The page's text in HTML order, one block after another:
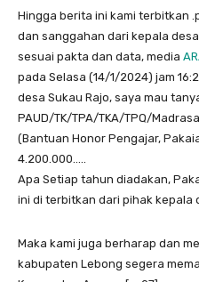
Hingga berita ini kami terbitkan
dan sanggahan dari kepala
sesuai pakta dan data, media
pada Selasa (14/1/2024) jam
desa Sukau Rajo, saya mau
PAUD/TK/TPA/TKA/TPQ/
(Bantuan Honor Pengajar,
4.200.000…..
Apa Setiap tahun diadakan,
ini di terbitkan dari pihak kepala
Maka kami juga berharap dan
kabupaten Lebong segera